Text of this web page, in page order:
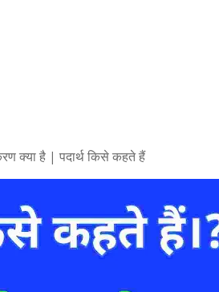
क्या है | पदार्थ किसे कहते हैं